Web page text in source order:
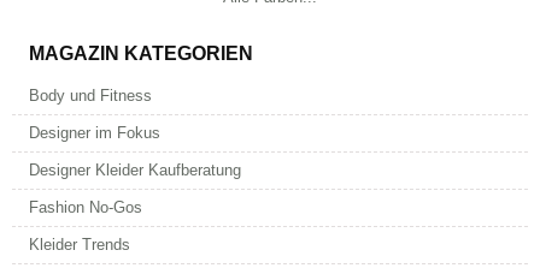
MAGAZIN KATEGORIEN
Body und Fitness
Designer im Fokus
Designer Kleider Kaufberatung
Fashion No-Gos
Kleider Trends